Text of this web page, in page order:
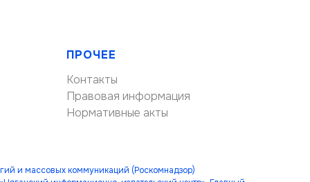
ПРОЧЕЕ
Контакты
Правовая информация
Нормативные акты
и массовых коммуникаций (Роскомнадзор)